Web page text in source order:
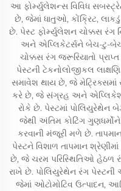
આ ફોર્મ્યુલેશન્સ વિવિધ
છે, જેમાં ધાતુઓ, કોંક્રિટ,
છે. પેસ્ટ ફોર્મ્યુલેશન ચોક્કસ
અને એપ્લિકેટર્સને બેચ-ટુ-
ચોક્કસ રંગ જરૂરિયાતો
પેસ્ટની ટેકનોલોજીકલ
સમાવેશ થાય છે, જે મેટ્રિક્સમાં
કરે છે, જે સંગ્રહ અને
રોકે છે. પેસ્ટમાં પોલિયુરેથેન
જેથી અંતિમ કોટિંગ ગુણધર્મોને
કરવાની મંજૂરી મળે છે.
પેસ્ટને વિશાળ તાપમાન
છે, જે ચરમ પરિસ્થિતિઓ હેઠળ
રાખે છે. પોલિયુરેથેન રંગ
જેમાં ઓટોમોટિવ ઉત્પાદન,